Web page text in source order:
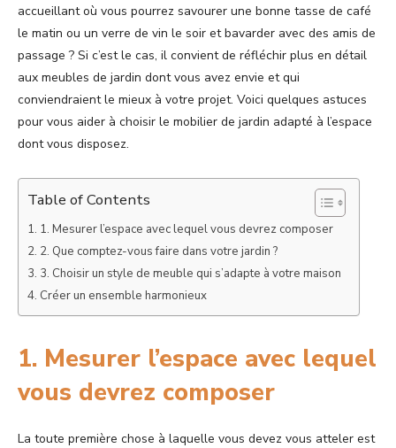
accueillant où vous pourrez savourer une bonne tasse de café
le matin ou un verre de vin le soir et bavarder avec des amis de
passage ? Si c’est le cas, il convient de réfléchir plus en détail
aux meubles de jardin dont vous avez envie et qui
conviendraient le mieux à votre projet. Voici quelques astuces
pour vous aider à choisir le mobilier de jardin adapté à l’espace
dont vous disposez.
Table of Contents
1. Mesurer l’espace avec lequel vous devrez composer
2. Que comptez-vous faire dans votre jardin ?
3. Choisir un style de meuble qui s’adapte à votre maison
Créer un ensemble harmonieux
1. Mesurer l’espace avec lequel
vous devrez composer
La toute première chose à laquelle vous devez vous atteler est